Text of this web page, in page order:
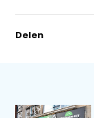
Delen